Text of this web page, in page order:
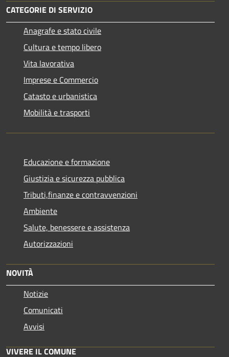
CATEGORIE DI SERVIZIO
Anagrafe e stato civile
Cultura e tempo libero
Vita lavorativa
Imprese e Commercio
Catasto e urbanistica
Mobilità e trasporti
Educazione e formazione
Giustizia e sicurezza pubblica
Tributi,finanze e contravvenzioni
Ambiente
Salute, benessere e assistenza
Autorizzazioni
NOVITÀ
Notizie
Comunicati
Avvisi
VIVERE IL COMUNE